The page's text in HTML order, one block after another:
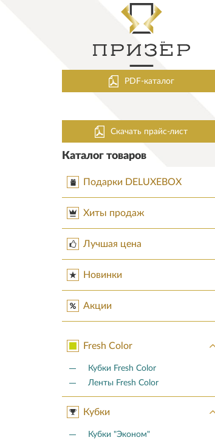
PDF-каталог
Скачать прайс-лист
Каталог товаров
Подарки DELUXEBOX
Хиты продаж
Лучшая цена
Новинки
Акции
Fresh Color
Кубки Fresh Color
Ленты Fresh Color
Кубки
Кубки "Эконом"